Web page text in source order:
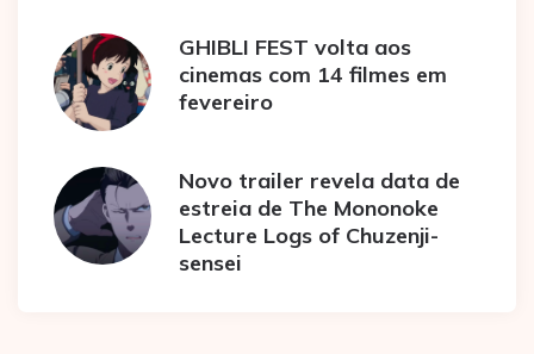
GHIBLI FEST volta aos
cinemas com 14 filmes em
fevereiro
Novo trailer revela data de
estreia de The Mononoke
Lecture Logs of Chuzenji-
sensei